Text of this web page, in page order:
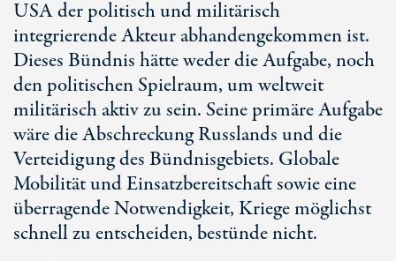
USA der politisch und militärisch
integrierende Akteur abhandengekommen ist.
Dieses Bündnis hätte weder die Aufgabe, noch
den politischen Spielraum, um weltweit
militärisch aktiv zu sein. Seine primäre Aufgabe
wäre die Abschreckung Russlands und die
Verteidigung des Bündnisgebiets. Globale
Mobilität und Einsatzbereitschaft sowie eine
überragende Notwendigkeit, Kriege möglichst
schnell zu entscheiden, bestünde nicht.